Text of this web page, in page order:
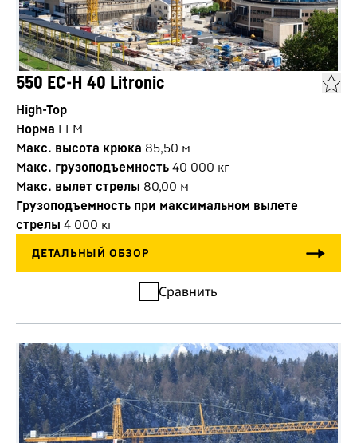
550 EC-H 40 Litronic
High-Top
Норма FEM
Макс. высота крюка 85,50 м
Макс. грузоподъемность 40 000 кг
Макс. вылет стрелы 80,00 м
Грузоподъемность при максимальном вылете
стрелы 4 000 кг
Сравнить